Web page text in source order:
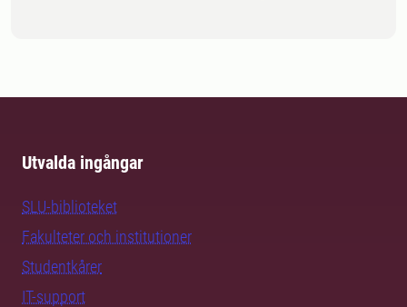
Utvalda ingångar
SLU-biblioteket
Fakulteter och institutioner
Studentkårer
IT-support